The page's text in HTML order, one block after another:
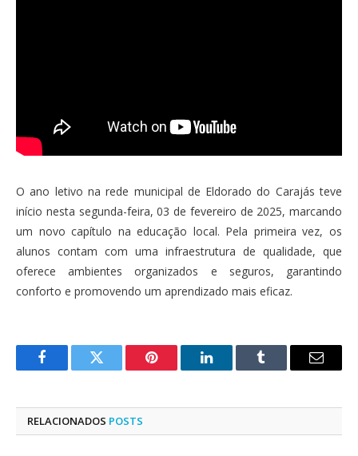
O ano letivo na rede municipal de Eldorado do Carajás teve
início nesta segunda-feira, 03 de fevereiro de 2025, marcando
um novo capítulo na educação local. Pela primeira vez, os
alunos contam com uma infraestrutura de qualidade, que
oferece ambientes organizados e seguros, garantindo
conforto e promovendo um aprendizado mais eficaz.
FacebookTwitter Pinterest LinkedInTumblr
E-
RELACIONADOS POSTS